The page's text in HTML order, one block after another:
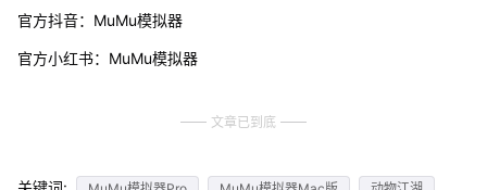
官方抖音：MuMu模拟器
官方小红书：MuMu模拟器
文章已到底